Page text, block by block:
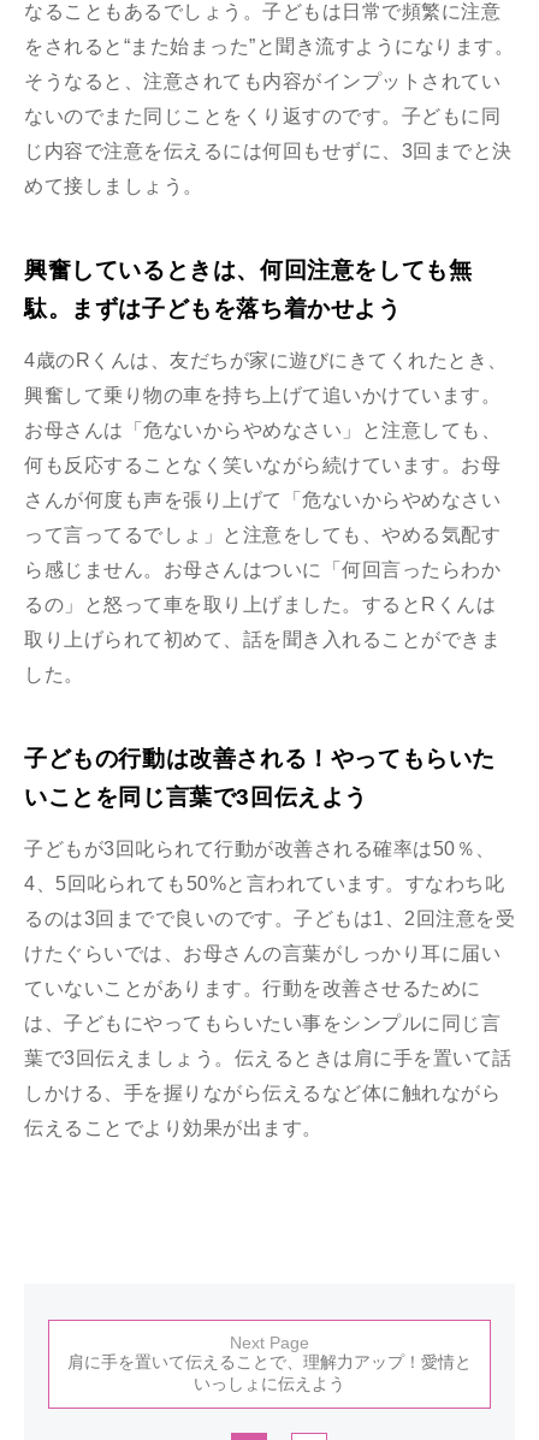
なることもあるでしょう。子どもは日常で頻繁に注意
をされると“また始まった”と聞き流すようになります。
そうなると、注意されても内容がインプットされてい
ないのでまた同じことをくり返すのです。子どもに同
じ内容で注意を伝えるには何回もせずに、3回までと決
めて接しましょう。
興奮しているときは、何回注意をしても無
駄。まずは子どもを落ち着かせよう
4歳のRくんは、友だちが家に遊びにきてくれたとき、
興奮して乗り物の車を持ち上げて追いかけています。
お母さんは「危ないからやめなさい」と注意しても、
何も反応することなく笑いながら続けています。お母
さんが何度も声を張り上げて「危ないからやめなさい
って言ってるでしょ」と注意をしても、やめる気配す
ら感じません。お母さんはついに「何回言ったらわか
るの」と怒って車を取り上げました。するとRくんは
取り上げられて初めて、話を聞き入れることができま
した。
子どもの行動は改善される！やってもらいた
いことを同じ言葉で3回伝えよう
子どもが3回叱られて行動が改善される確率は50％、
4、5回叱られても50%と言われています。すなわち叱
るのは3回までで良いのです。子どもは1、2回注意を受
けたぐらいでは、お母さんの言葉がしっかり耳に届い
ていないことがあります。行動を改善させるために
は、子どもにやってもらいたい事をシンプルに同じ言
葉で3回伝えましょう。伝えるときは肩に手を置いて話
しかける、手を握りながら伝えるなど体に触れながら
伝えることでより効果が出ます。
Next Page
肩に手を置いて伝えることで、理解力アップ！愛情と
いっしょに伝えよう